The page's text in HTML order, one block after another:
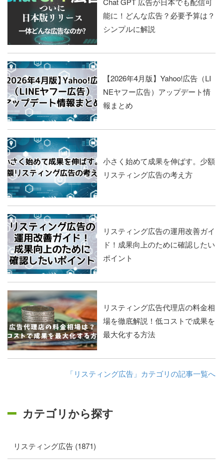
能に！どんな広告？必要予算は？
シンプルに解説
【2026年4月版】Yahoo!広告（LI
NEヤフー広告）アップデート情
報まとめ
小さく始めて成果を伸ばす。少額
リスティング広告の考え方
リスティング広告の運用改善ガイ
ド！成果向上のために確認したい
ポイント
リスティング広告代理店の料金相
場を徹底解説！低コストで成果を
最大化する方法
「リスティング広告」カテゴリの記事一覧へ
カテゴリから探す
リスティング広告 (1871)